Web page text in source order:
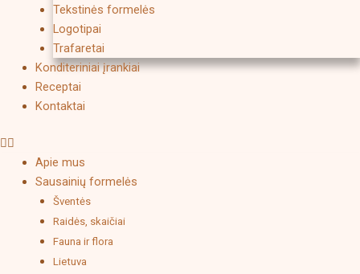
Tekstinės formelės
Logotipai
Trafaretai
Konditeriniai įrankiai
Receptai
Kontaktai
Apie mus
Sausainių formelės
Šventės
Raidės, skaičiai
Fauna ir flora
Lietuva